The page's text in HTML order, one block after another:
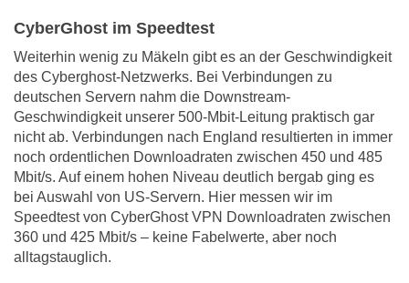
CyberGhost im Speedtest
Weiterhin wenig zu Mäkeln gibt es an der Geschwindigkeit
des Cyberghost-Netzwerks. Bei Verbindungen zu
deutschen Servern nahm die Downstream-
Geschwindigkeit unserer 500-Mbit-Leitung praktisch gar
nicht ab. Verbindungen nach England resultierten in immer
noch ordentlichen Downloadraten zwischen 450 und 485
Mbit/s. Auf einem hohen Niveau deutlich bergab ging es
bei Auswahl von US-Servern. Hier messen wir im
Speedtest von CyberGhost VPN Downloadraten zwischen
360 und 425 Mbit/s – keine Fabelwerte, aber noch
alltagstauglich.